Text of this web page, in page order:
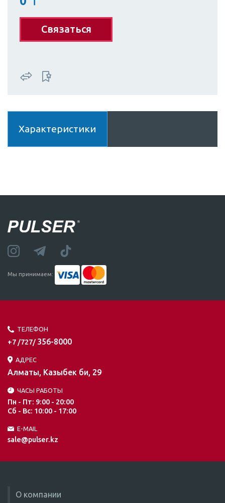
Связаться
Характеристики
Мы принимаем:
ТЕЛЕФОН
+7 /727/ 356-8000
АДРЕС
Алматы, Казыбек би, 29
ЧАСЫ РАБОТЫ
Пн - Пт: 9:00 - 20:00
Сб - Вс: 10:00 - 17:00
E-MAIL
sale@pulser.kz
О компании